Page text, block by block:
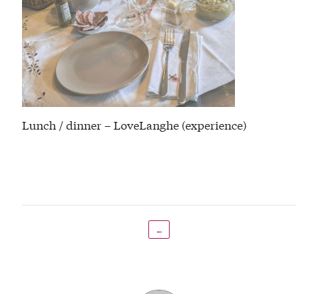
Lunch / dinner – LoveLanghe (experience)
←